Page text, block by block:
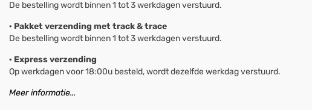
De bestelling wordt binnen 1 tot 3 werkdagen verstuurd.
· Pakket verzending met track & trace
De bestelling wordt binnen 1 tot 3 werkdagen verstuurd.
· Express verzending
Op werkdagen voor 18:00u besteld, wordt dezelfde werkdag verstuurd.
Meer informatie...